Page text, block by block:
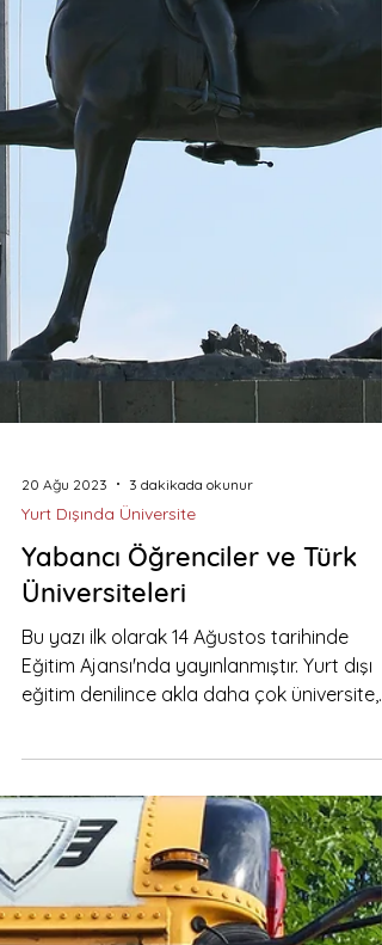
20 Ağu 2023 3 dakikada okunur
Yurt Dışında Üniversite
Yabancı Öğrenciler ve Türk